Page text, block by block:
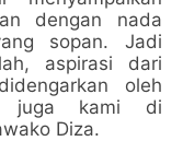
dengan nada
sopan. Jadi
aspirasi dari
oleh
juga kami di
Diza.